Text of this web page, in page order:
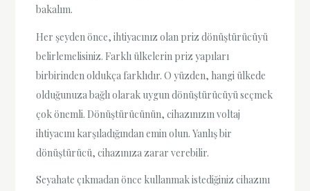
bakalım.
Her şeyden önce, ihtiyacınız olan priz dönüştürücüyü
belirlemelisiniz. Farklı ülkelerin priz yapıları
birbirinden oldukça farklıdır. O yüzden, hangi ülkede
olduğunuza bağlı olarak uygun dönüştürücüyü seçmek
çok önemli. Dönüştürücünün, cihazınızın voltaj
ihtiyacını karşıladığından emin olun. Yanlış bir
dönüştürücü, cihazınıza zarar verebilir.
Seyahate çıkmadan önce kullanmak istediğiniz cihazını